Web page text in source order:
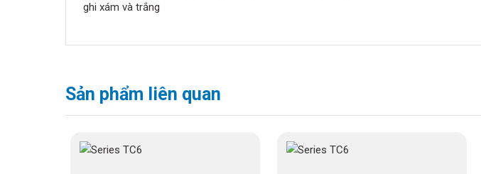
ghi xám và trắng
Sản phẩm liên quan